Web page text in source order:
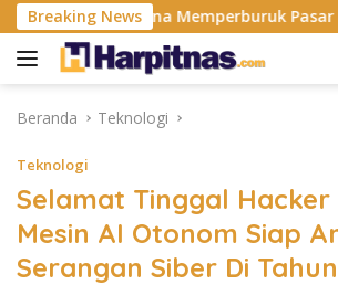
Langsung
ke
konten
Breaking News
Berencana Memperburuk Pasar HP Ke
Beranda Teknologi
Teknologi
Selamat Tinggal Hacker
Mesin AI Otonom Siap
Serangan Siber Di